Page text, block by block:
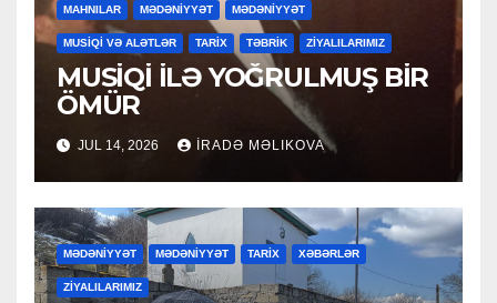
MAHNILAR MƏDƏNİYYƏT MƏDƏNİYYƏT
MUSİQİ VƏ ALƏTLƏR TARİX TƏBRİK ZİYALILARIMIZ
MUSİQİ İLƏ YOĞRULMUŞ BİR
ÖMÜR
JUL 14, 2026 İRADƏ MƏLIKOVA
MƏDƏNİYYƏT MƏDƏNİYYƏT TARİX XƏBƏRLƏR
ZİYALILARIMIZ